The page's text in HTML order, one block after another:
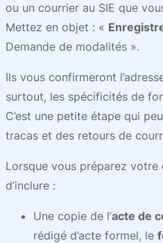
ou un courrier au SIE que
Mettez en objet : «
Demande de modalités ».
Ils vous confirmeront
surtout, les spécificités de
C’est une petite étape qui
tracas et des retours de
Lorsque vous préparez votre
d’inclure :
Une copie de l’acte de
rédigé d’acte formel, le